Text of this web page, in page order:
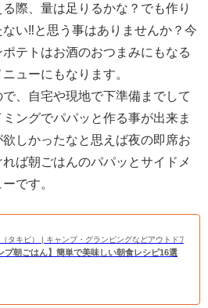
際、量は足りるかな？でも作り
い‼︎と思う事はありませんか？今
テトはお酒のおつまみにもなる
ューにもなります。
、自宅や現地で下準備までして
ングでパパッと作る事が出来ま
しかったなと思えば夜の即席お
ば朝ごはんのパパッとサイドメ
です。
タキビ） | キャンプ・グランピングなどアウトドアの総
プ朝ごはん】簡単で美味しい朝食レシピ16選